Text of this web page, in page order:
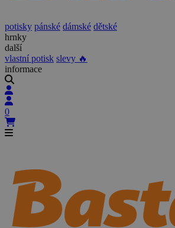
potisky pánské dámské dětské
hrnky
další
vlastní potisk slevy 🔥
informace
0